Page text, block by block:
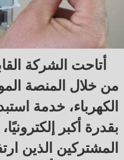
أتاحت الشركة
من خلال المنصة
الكهرباء، خدمة
بقدرة أكبر
المشتركين الذين